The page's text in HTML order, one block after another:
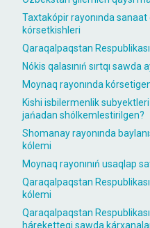
Taxtakópir rayonında sanaat
kórsetkishleri
Qaraqalpaqstan
Nókis qalasınıń sırtqı sawda
Moynaq rayonında
Kishi isbilermenlik
jańadan shólkemlestirilgen?
Shomanay rayonında
kólemi
Moynaq rayonınıń usaqlap
Qaraqalpaqstan
kólemi
Qaraqalpaqstan
hárekettegi sawda